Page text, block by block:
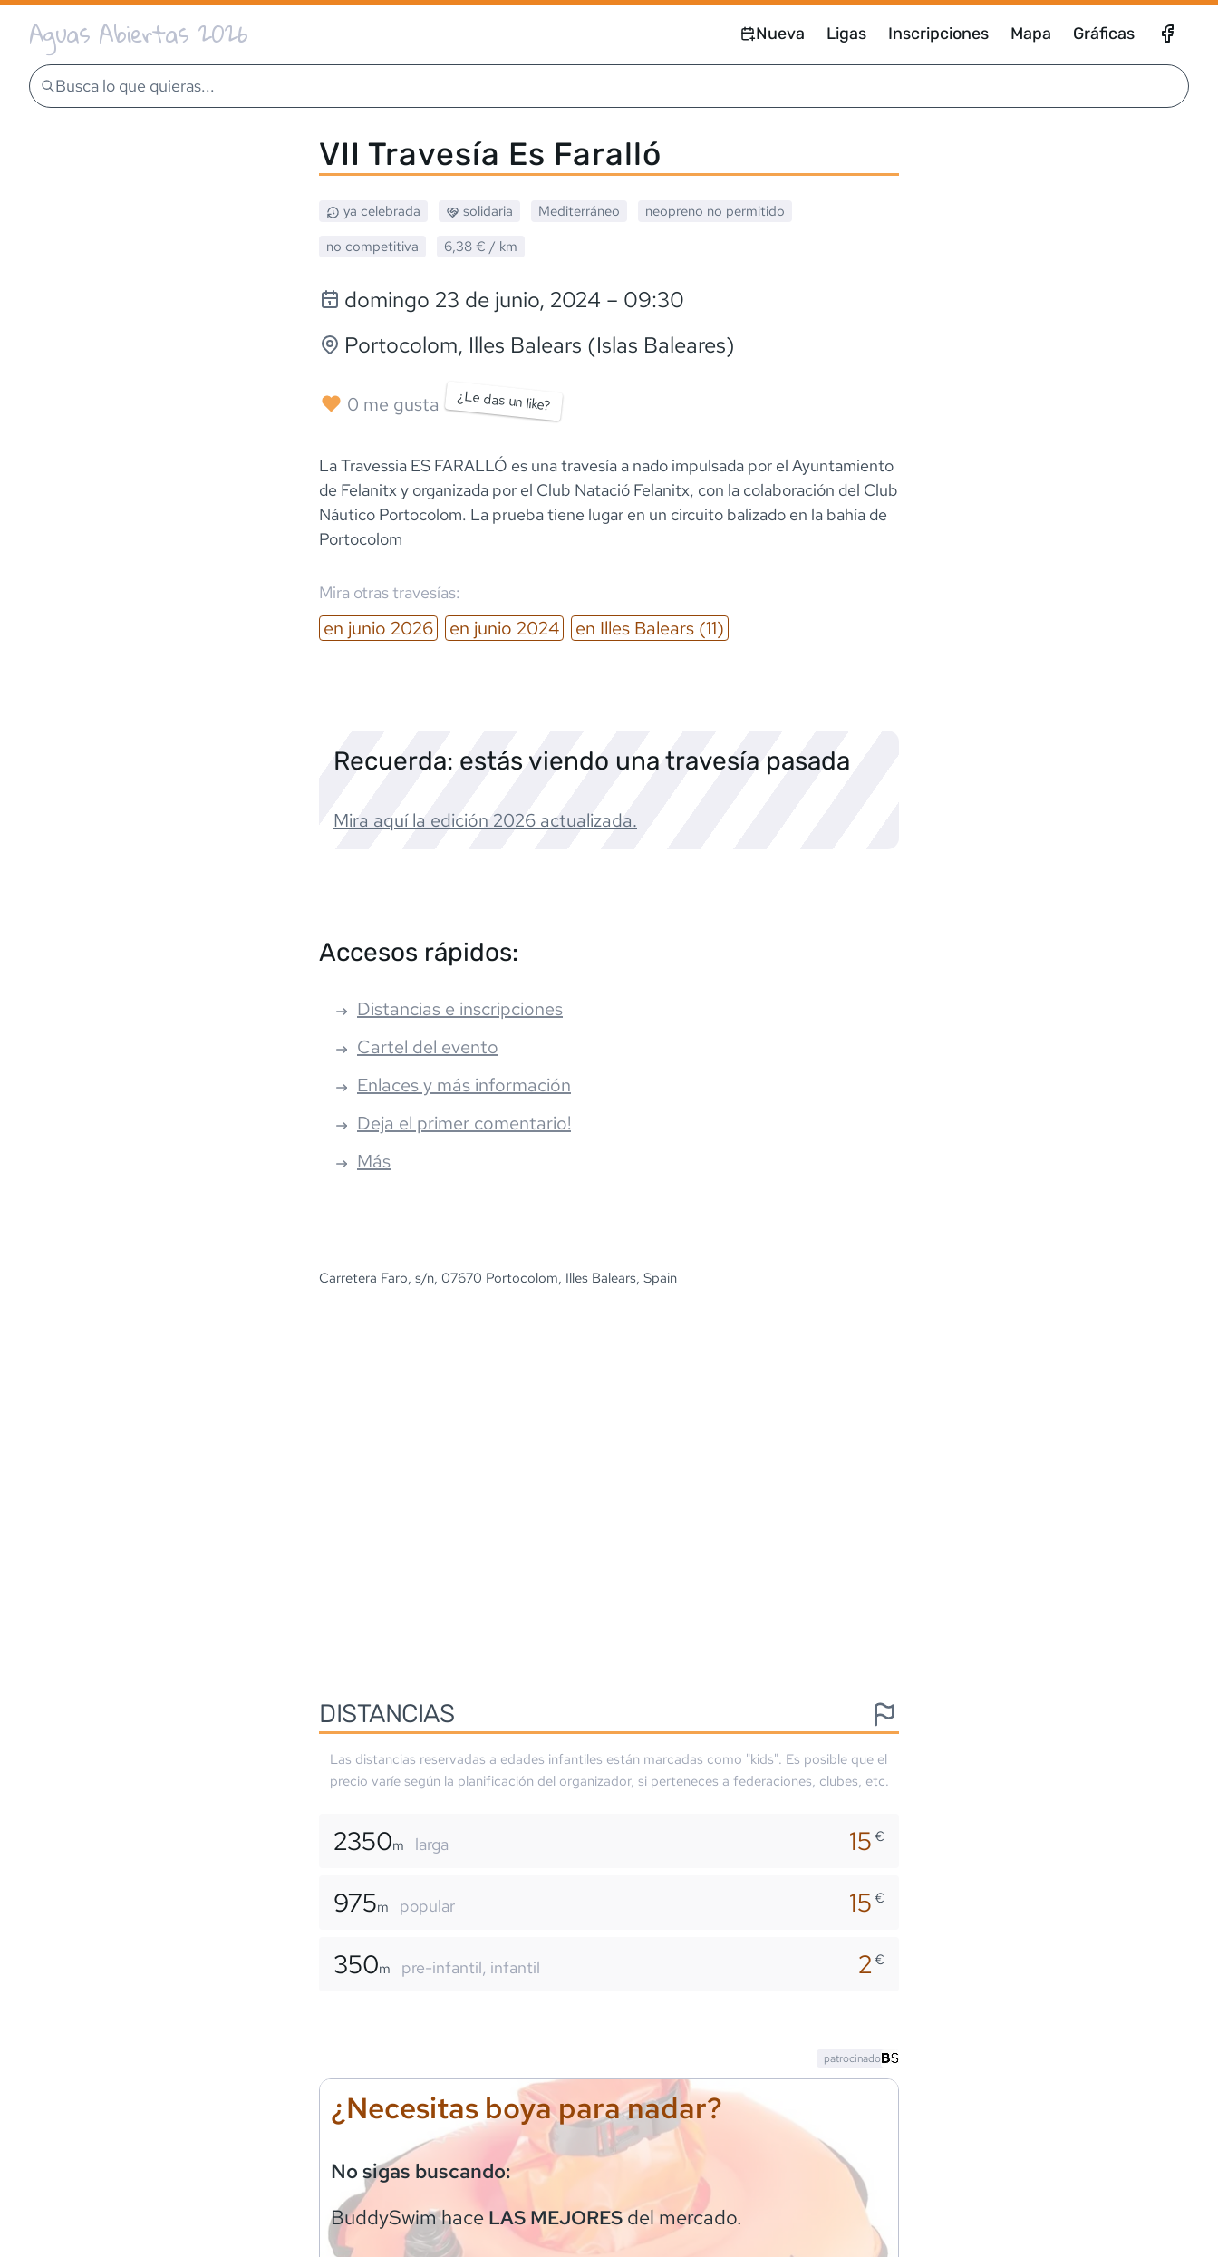
Aguas Abiertas 2026 Nueva Ligas Inscripciones Mapa Gráficas
Busca lo que quieras...
VII Travesía Es Faralló
ya celebrada solidaria Mediterráneo neopreno no permitido
no competitiva
6,38 € / km
domingo 23 de junio, 2024 – 09:30
Portocolom, Illes Balears (Islas Baleares)
0 me gusta ¿Le das un like?
La Travessia ES FARALLÓ es una travesía a nado impulsada por el Ayuntamiento
de Felanitx y organizada por el Club Natació Felanitx, con la colaboración del Club
Náutico Portocolom. La prueba tiene lugar en un circuito balizado en la bahía de
Portocolom
Mira otras travesías:
en junio 2026 en junio 2024 en Illes Balears (11)
Recuerda: estás viendo una travesía pasada
Mira aquí la edición 2026 actualizada.
Accesos rápidos:
Distancias e inscripciones
Cartel del evento
Enlaces y más información
Deja el primer comentario!
Más
Carretera Faro, s/n, 07670 Portocolom, Illes Balears, Spain
DISTANCIAS
Las distancias reservadas a edades infantiles están marcadas como "kids". Es posible que el
precio varíe según la planificación del organizador, si perteneces a federaciones, clubes, etc.
2350m larga 15€
975m popular 15€
350m pre-infantil, infantil 2€
¿Necesitas boya para nadar?
No sigas buscando:
BuddySwimhaceLAS MEJORESdel mercado.
patrocinado